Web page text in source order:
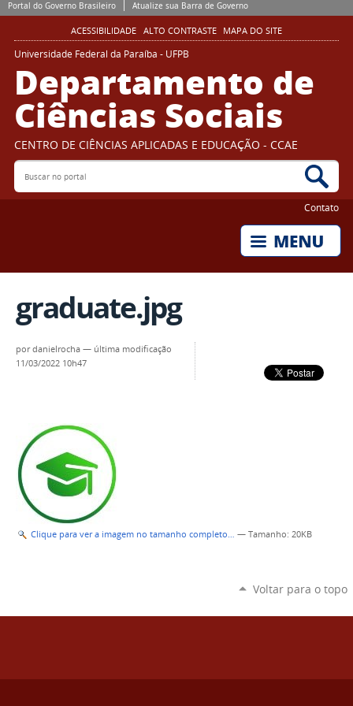
Portal do Governo Brasileiro Atualize sua Barra de Governo
ACESSIBILIDADE ALTO CONTRASTE MAPA DO SITE
Universidade Federal da Paraíba - UFPB
Departamento de
Ciências Sociais
CENTRO DE CIÊNCIAS APLICADAS E EDUCAÇÃO - CCAE
Buscar no portal
Contato
graduate.jpg
pordanielrocha — última modificação
11/03/2022 10h47
Clique para ver a imagem no tamanho completo… — Tamanho: 20KB
Voltar para o topo